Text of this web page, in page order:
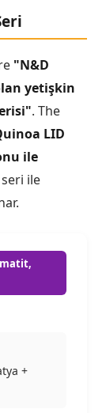
"N&D
yetişkin
. The
LID
ile
ile
+